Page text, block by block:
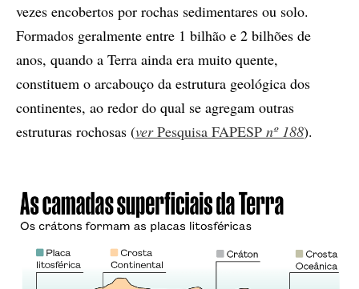
vezes encobertos por rochas sedimentares ou solo.
Formados geralmente entre 1 bilhão e 2 bilhões de
anos, quando a Terra ainda era muito quente,
constituem o arcabouço da estrutura geológica dos
continentes, ao redor do qual se agregam outras
estruturas rochosas (verPesquisa FAPESP nº 188).